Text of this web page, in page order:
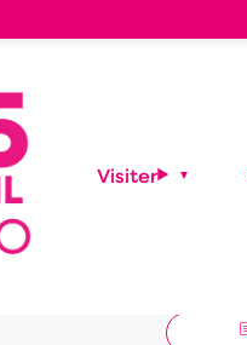
Visiter